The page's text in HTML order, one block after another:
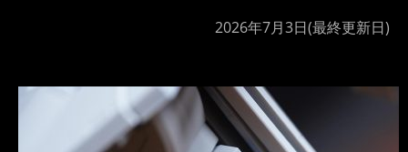
2026年7月3日(最終更新日)